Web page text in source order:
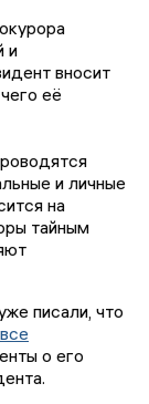
и
вносит
её
и личные
на
тайным
писали, что
о его